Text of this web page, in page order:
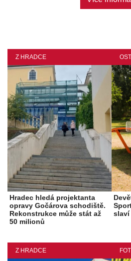
Z HRADCE
Hradec hledá projektanta
opravy Gočárova schodiště.
Rekonstrukce může stát až
50 milionů
slaví
Z HRADCE